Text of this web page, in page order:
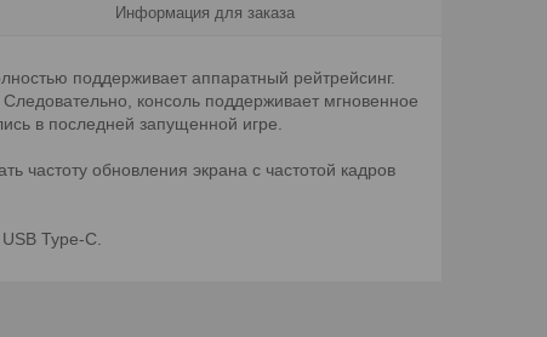
Информация для заказа
поддерживает аппаратный рейтрейсинг.
консоль поддерживает мгновенное
в последней запущенной игре.
частоту обновления экрана с частотой кадров
Type-C.